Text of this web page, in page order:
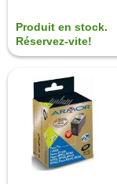
Produit en stock.
Réservez-vite!